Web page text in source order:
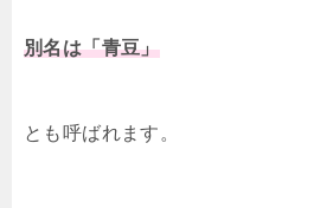
別名は「青豆」
とも呼ばれます。